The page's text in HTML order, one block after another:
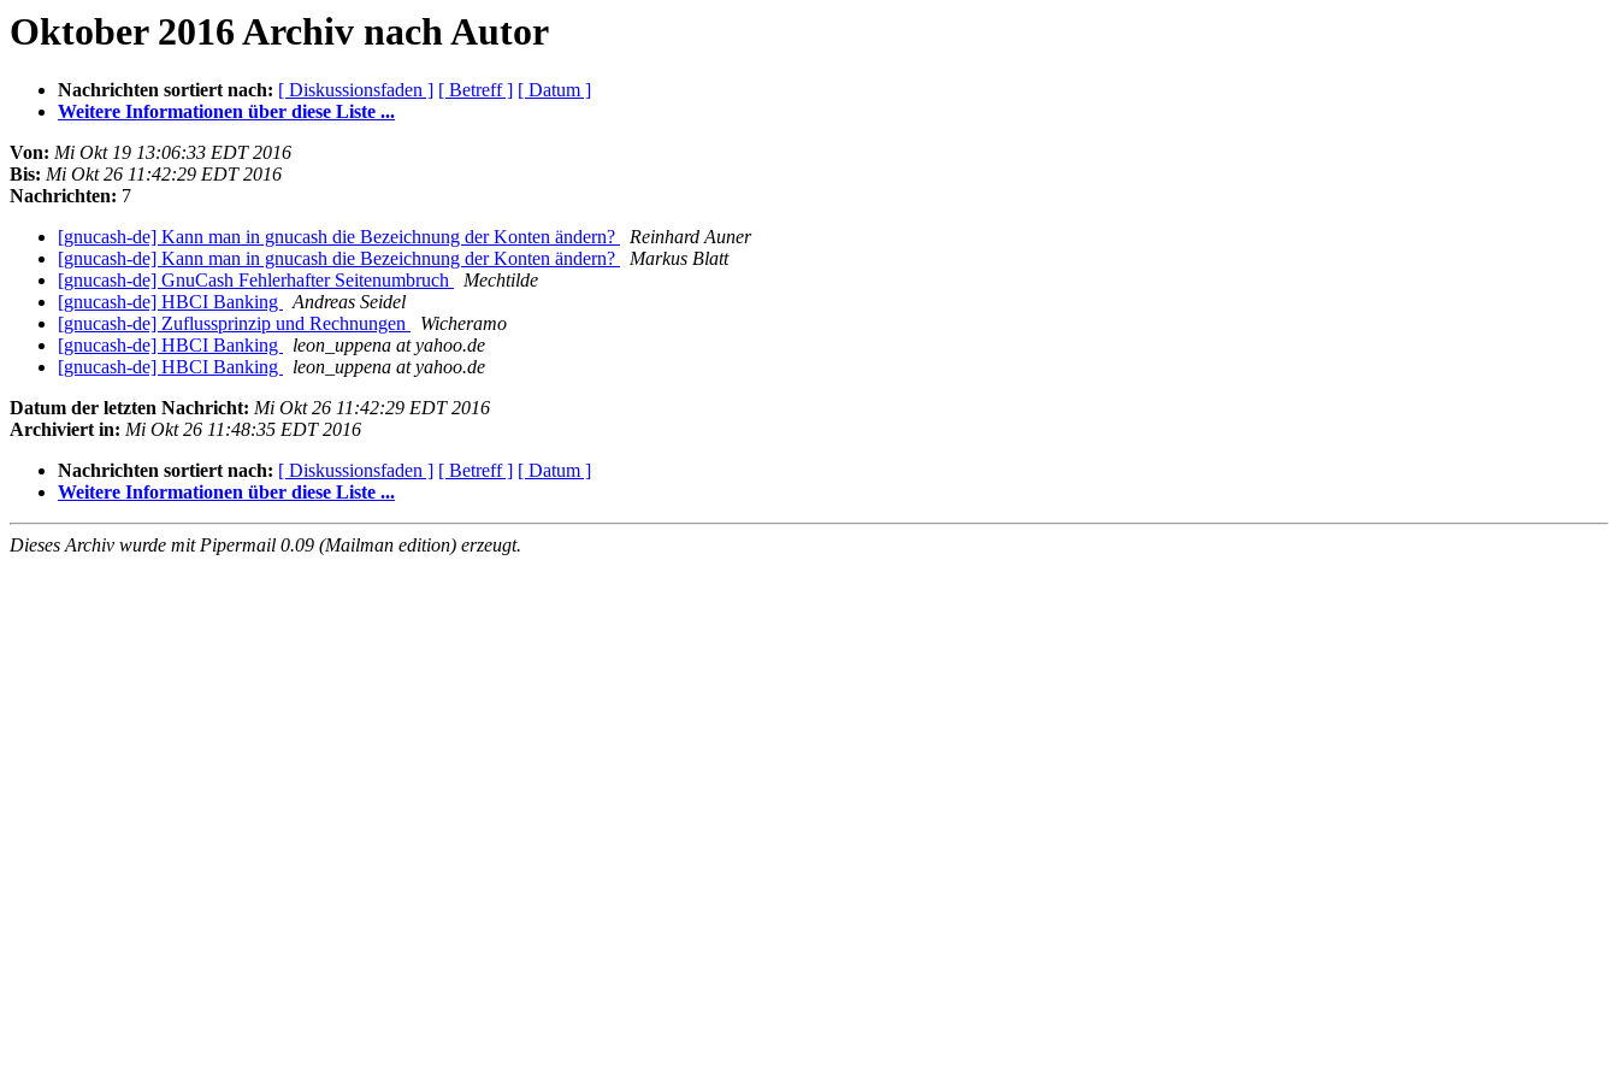
Oktober 2016 Archiv nach Autor
Nachrichten sortiert nach: [ Diskussionsfaden ] [ Betreff ] [ Datum ]
Weitere Informationen über diese Liste ...
Von: Mi Okt 19 13:06:33 EDT 2016
Bis: Mi Okt 26 11:42:29 EDT 2016
Nachrichten: 7
[gnucash-de] Kann man in gnucash die Bezeichnung der Konten ändern?
Reinhard Auner
[gnucash-de] Kann man in gnucash die Bezeichnung der Konten ändern?
Markus Blatt
[gnucash-de] GnuCash Fehlerhafter Seitenumbruch
Mechtilde
[gnucash-de] HBCI Banking
Andreas Seidel
[gnucash-de] Zuflussprinzip und Rechnungen
Wicheramo
[gnucash-de] HBCI Banking
leon_uppena at yahoo.de
[gnucash-de] HBCI Banking
leon_uppena at yahoo.de
Datum der letzten Nachricht: Mi Okt 26 11:42:29 EDT 2016
Archiviert in: Mi Okt 26 11:48:35 EDT 2016
Nachrichten sortiert nach: [ Diskussionsfaden ] [ Betreff ] [ Datum ]
Weitere Informationen über diese Liste ...
Dieses Archiv wurde mit Pipermail 0.09 (Mailman edition) erzeugt.